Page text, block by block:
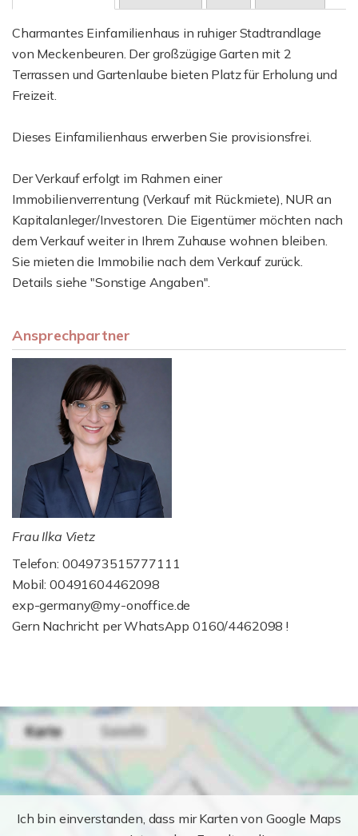
Charmantes Einfamilienhaus in ruhiger Stadtrandlage
von Meckenbeuren. Der großzügige Garten mit 2
Terrassen und Gartenlaube bieten Platz für Erholung und
Freizeit.
Dieses Einfamilienhaus erwerben Sie provisionsfrei.
Der Verkauf erfolgt im Rahmen einer
Immobilienverrentung (Verkauf mit Rückmiete), NUR an
Kapitalanleger/Investoren. Die Eigentümer möchten nach
dem Verkauf weiter in Ihrem Zuhause wohnen bleiben.
Sie mieten die Immobilie nach dem Verkauf zurück.
Details siehe "Sonstige Angaben".
Ansprechpartner
Frau Ilka Vietz
Telefon: 004973515777111
Mobil: 00491604462098
exp-germany@my-onoffice.de
Gern Nachricht per WhatsApp 0160/4462098 !
Ich bin einverstanden, dass mir Karten von Google Maps